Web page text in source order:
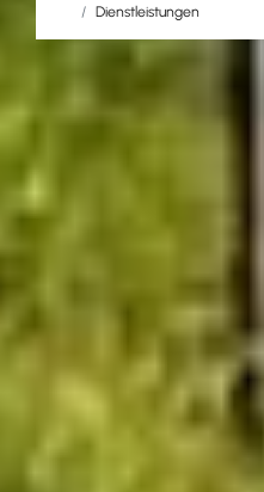
Dienstleistungen